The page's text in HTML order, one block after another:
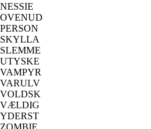
NESSIE
OVENUD
PERSON
SKYLLA
SLEMME
UTYSKE
VAMPYR
VARULV
VOLDSK
VÆLDIG
YDERST
ZOMBIE